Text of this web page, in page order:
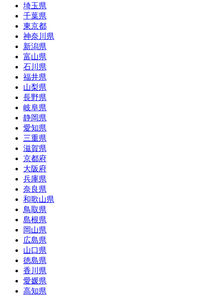
埼玉県
千葉県
東京都
神奈川県
新潟県
富山県
石川県
福井県
山梨県
長野県
岐阜県
静岡県
愛知県
三重県
滋賀県
京都府
大阪府
兵庫県
奈良県
和歌山県
鳥取県
島根県
岡山県
広島県
山口県
徳島県
香川県
愛媛県
高知県